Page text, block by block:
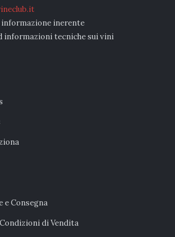
informazione inerente
informazioni tecniche sui vini
e Consegna
di Vendita